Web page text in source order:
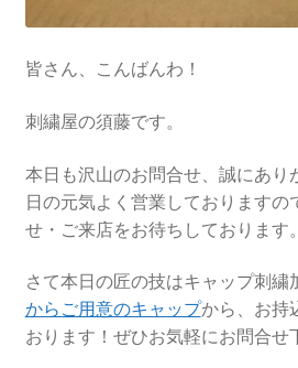
皆さん、こんばんわ！
刺繍屋の須藤です。
本日も沢山のお問合せ、誠にあり
日の元気よく営業しておりますの
せ・ご来店をお待ちしております。
さて本日の匠の技はキャップ刺繍
からご用意のキャップから、お持
おります！ぜひお気軽にお問合せ